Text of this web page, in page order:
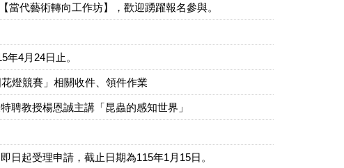
當代藝術轉向工作坊】，歡迎踴躍報名參與。
4月24日止。
燈競賽」相關收件、領件作業
聘教授楊恩誠主講「昆蟲的感知世界」
日起受理申請，截止日期為115年1月15日。